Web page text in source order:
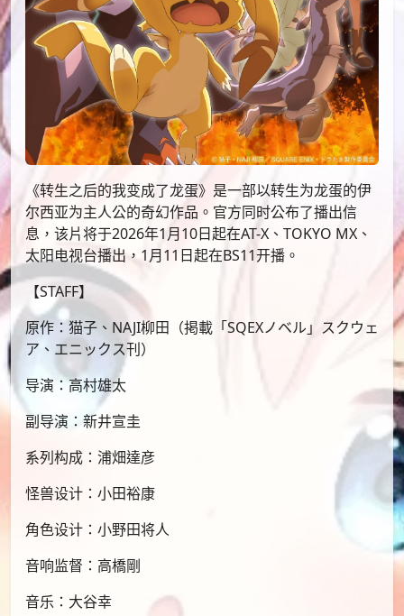
《转生之后的我变成了龙蛋》是一部以转生为龙蛋的伊
尔西亚为主人公的奇幻作品。官方同时公布了播出信
息，该片将于2026年1月10日起在AT-X、TOKYO MX、
太阳电视台播出，1月11日起在BS11开播。
【STAFF】
原作：猫子、NAJI柳田（掲載「SQEXノベル」スクウェ
ア、エニックス刊）
导演：高村雄太
副导演：新井宣圭
系列构成：浦畑達彦
怪兽设计：小田裕康
角色设计：小野田将人
音响监督：高橋剛
音乐：大谷幸